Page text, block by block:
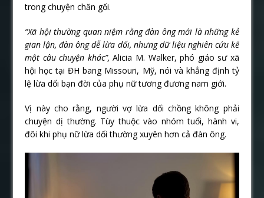
trong chuyện chăn gối.
“Xã hội thường quan niệm rằng đàn ông mới là những kẻ
gian lận, đàn ông dễ lừa dối, nhưng dữ liệu nghiên cứu kể
một câu chuyện khác”, Alicia M. Walker, phó giáo sư xã
hội học tại ĐH bang Missouri, Mỹ, nói và khẳng định tỷ
lệ lừa dối bạn đời của phụ nữ tương đương nam giới.
Vị này cho rằng, người vợ lừa dối chồng không phải
chuyện dị thường. Tùy thuộc vào nhóm tuổi, hành vi,
đôi khi phụ nữ lừa dối thường xuyên hơn cả đàn ông.